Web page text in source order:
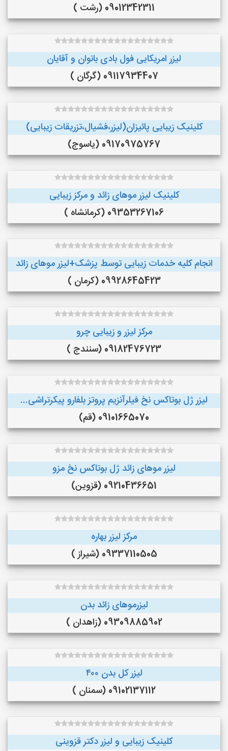
09012342311 (رشت )
لیزر امریکایی فول بادی بانوان و آقایان
09117934407 (گرگان )
کلینیک زیبایی پائیزان(لیزر،فشیال،تزریقات زیبایی)
09170975767 (یاسوج)
کلینیک لیزر موهای زائد و مرکز زیبایی
09353267106 (کرمانشاه )
انجام کلیه خدمات زیبایی توسط پزشک+لیزر موهای زائد
09928645423 (کرمان )
مرکز لیزر و زیبایی چرو
09182476723 (سنندج )
لیزر ژل بوتاکس نخ فیلرآنزیم پروتز بلفارو پیکرتراشی...
09101665070 (قم)
لیزر موهای زائد ژل بوتاکس نخ مزو
09210436651 (قزوین)
مرکز لیزر بهاره
09337110505 (شیراز )
لیزرموهای زائد بدن
09309885902 (زاهدان )
لیزر کل بدن ۴۰۰
09102137112 (سمنان )
کلینیک زیبایی و لیزر دکتر قزوینی